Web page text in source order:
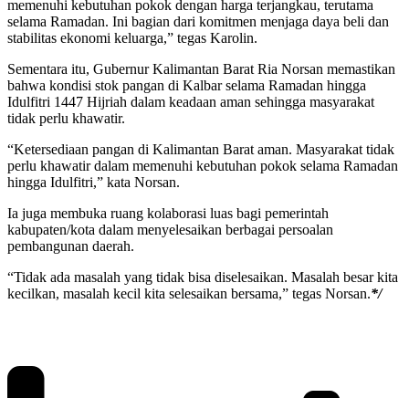
memenuhi kebutuhan pokok dengan harga terjangkau, terutama
selama Ramadan. Ini bagian dari komitmen menjaga daya beli dan
stabilitas ekonomi keluarga,” tegas Karolin.
Sementara itu, Gubernur Kalimantan Barat Ria Norsan memastikan
bahwa kondisi stok pangan di Kalbar selama Ramadan hingga
Idulfitri 1447 Hijriah dalam keadaan aman sehingga masyarakat
tidak perlu khawatir.
“Ketersediaan pangan di Kalimantan Barat aman. Masyarakat tidak
perlu khawatir dalam memenuhi kebutuhan pokok selama Ramadan
hingga Idulfitri,” kata Norsan.
Ia juga membuka ruang kolaborasi luas bagi pemerintah
kabupaten/kota dalam menyelesaikan berbagai persoalan
pembangunan daerah.
“Tidak ada masalah yang tidak bisa diselesaikan. Masalah besar kita
kecilkan, masalah kecil kita selesaikan bersama,” tegas Norsan.*/